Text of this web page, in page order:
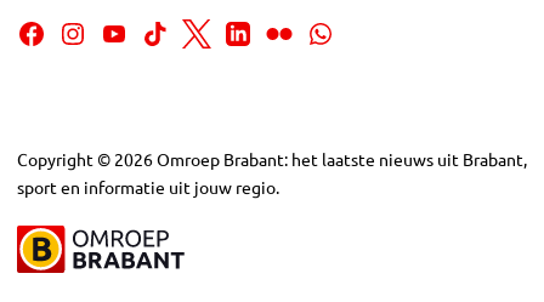
Copyright © 2026Omroep Brabant: het laatste nieuws uit Brabant,
sport en informatie uit jouw regio.